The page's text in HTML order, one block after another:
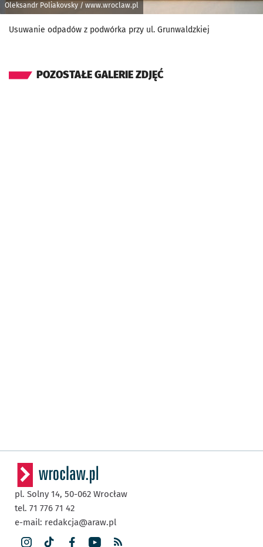
Oleksandr Poliakovsky / www.wroclaw.pl
Usuwanie odpadów z podwórka przy ul. Grunwaldzkiej
POZOSTAŁE GALERIE ZDJĘĆ
pl. Solny 14, 50-062 Wrocław
tel. 71 776 71 42
e-mail: redakcja@araw.pl